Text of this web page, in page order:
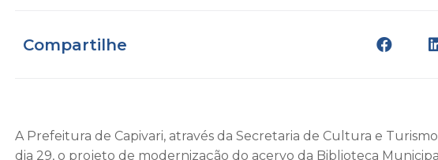
Compartilhe
A Prefeitura de Capivari, através da Secretaria de Cultura e
dia 29, o projeto de modernização do acervo da Biblioteca